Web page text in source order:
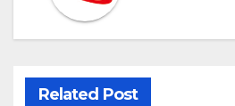
Related Post